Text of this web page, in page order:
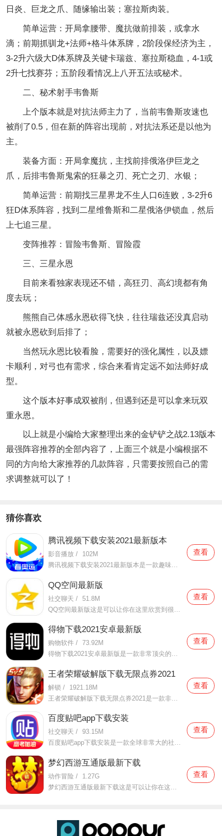
日炎、巨龙之爪、随缘输出装；塞拉斯肉装。
简单运营：开局拿腰带、魔抗做前排装，或拿水
滴；前期抓驯龙+法师+格斗体系牌，2阶段保经济为主，
3-2升六级大D体系牌及关键卡瑞兹、塞拉斯稳血，4-1或
2升七找赛芬；五阶段看情况上八开五法或秘术。
二、秘术射手韦鲁斯
上个版本就是对抗法师主力了，当前韦鲁斯攻速也
被削了0.5，但在新的阵容出现前，对抗法系还是以他为
主。
装备方面：开局拿魔抗，主找前排俄洛伊巨龙之
爪，后排韦鲁斯鬼索的狂暴之刃、死亡之刃、水银；
简单运营：前期找三星界龙不生人口6连败，3-2升6
狂D体系阵容，找到二星维鲁斯和二星俄洛伊锁血，然后
上七追三星。
变阵推荐：冒险韦鲁斯、冒险霞
三、三星永恩
目前来看独家表现还不错，高狂刃、高幻境都有角
度去玩；
熊熊自己体感永恩砍得飞快，往往瑞兹还没真启动
就被永恩砍到后排了；
当然玩永恩比较看脸，需要好的强化属性，以及嫖
卡顺利，对弓也有需求，综合来看肯定远不如法师好成
型。
这个版本好事成双被削，但遇到还是可以拿来玩双
重永恩。
以上就是小编给大家整理出来的金铲铲之战2.13版本
最强阵容推荐的全部内容了，上面三个就是小编根据不
同的方向给大家推荐的几款阵容，只需要按照自己的需
求调整就可以了！
猜你喜欢
腾讯视频下载安装2021最新版本
影音播放 /
102M
腾讯视频下载安装2021最新版本是一款趣味性非常强的手机视频播放软件。在这款腾讯视频下载安装2021最新版本有很多当下热播的影片资源，在这里面可以看到有很多的精彩的影片，你想要观看的电视剧、电影、综艺、动漫等等统统都汇聚在这里面，影片的内容也都是非常丰富的，用户们
查看
QQ空间最新版
社交聊天 / 51.8M
查看
得物下载2021安卓最新版
购物软件 / 73.92M
得物下载2021安卓最新版是一款非常顶尖的潮流购物软件。在这款得物下载2021安卓最新版中拥有非常多当下潮流的时尚单品以及各种各样的球鞋，在这里为了让用户们在购买的时候可以放心，你所购买的每一件商品都会经过专业的鉴定，这里面汇聚了数百位专业的鉴定师会对你所购买的商
查看
王者荣耀破解版下载无限点券2021
解锁 /
1921.18M
王者荣耀破解版下载无限点券2021是一款非常火热的手机游戏。在这款王者荣耀破解版下载无限点券2021中有着非常好用的辅助工具，在这里面你可以轻轻松松就获得点券的使用，而且还是可以无限使用的哦，完全没有受限制，只要你下载了这款王者荣耀破解版下载无限点券2021之后就可以
查看
百度贴吧app下载安装
社交聊天 / 93.15M
百度贴吧app下载安装是一款全球非常大的社交软件。在这款百度贴吧app下载安装里面汇聚了很多有共同兴趣的小伙伴们，在这里面有各种你会感兴趣的兴趣贴，同时你也会发现这里面有非常多的共同爱好的小伙伴，在这里面你还可以和他们一起玩耍，一起在帖子里畅所欲言，发挥你的脑
查看
梦幻西游互通版最新下载
动作冒险 /
1.27G
梦幻西游互通版最新下载这是可以让你在这里得到很多不一样的快乐互动内容的手机软件，不只是可以自由的去欣赏到很多不一样的欢乐内容，还有各种精彩的战斗模式可以给你全新的体验，大家在这里还可以自由的和很多的小伙伴们一起开心的进行各种战斗，进行有趣的开黑，感受到
查看